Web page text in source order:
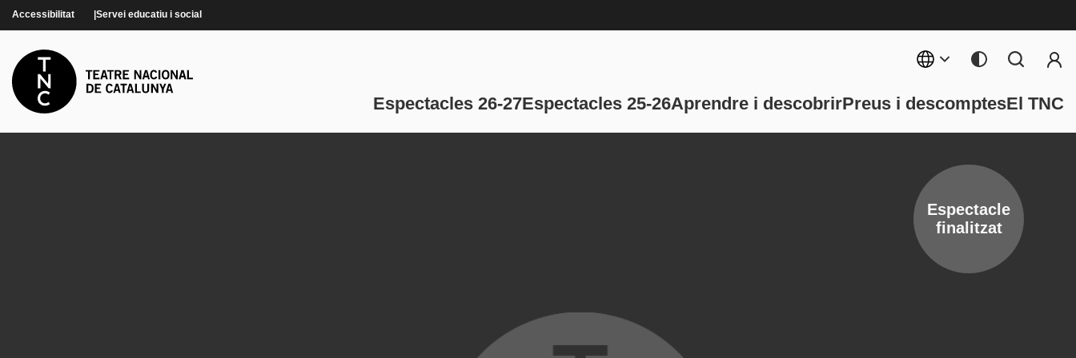
Accessibilitat Servei educatiu i social
Navegación principal
Espectacles 26-27Espectacles 25-26Aprendre i descobrirPreus i descomptesEl TNC
Espectacle
finalitzat